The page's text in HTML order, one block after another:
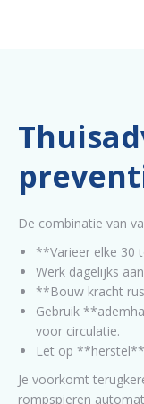
De combinatie van
**Varieer elke 30
Werk dagelijks
**Bouw kracht
Gebruik
voor circulatie.
Let op
Je voorkomt
rompspieren